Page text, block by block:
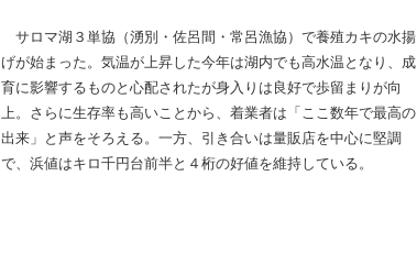
サロマ湖３単協（湧別・佐呂間・常呂漁協）で養殖カキの水揚
げが始まった。気温が上昇した今年は湖内でも高水温となり、成
育に影響するものと心配されたが身入りは良好で歩留まりが向
上。さらに生存率も高いことから、着業者は「ここ数年で最高の
出来」と声をそろえる。一方、引き合いは量販店を中心に堅調
で、浜値はキロ千円台前半と４桁の好値を維持している。